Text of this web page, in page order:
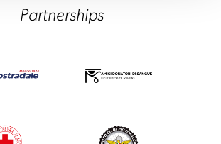
Partnerships